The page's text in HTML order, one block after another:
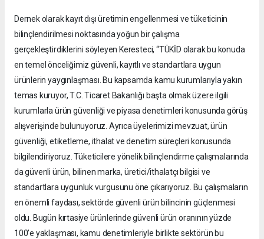
Dernek olarak kayıt dışı üretimin engellenmesi ve tüketicinin
bilinçlendirilmesi noktasında yoğun bir çalışma
gerçekleştirdiklerini söyleyen Keresteci, “TÜKİD olarak bu konuda
en temel önceliğimiz güvenli, kayıtlı ve standartlara uygun
ürünlerin yaygınlaşması. Bu kapsamda kamu kurumlarıyla yakın
temas kuruyor, T.C. Ticaret Bakanlığı başta olmak üzere ilgili
kurumlarla ürün güvenliği ve piyasa denetimleri konusunda görüş
alışverişinde bulunuyoruz. Ayrıca üyelerimizi mevzuat, ürün
güvenliği, etiketleme, ithalat ve denetim süreçleri konusunda
bilgilendiriyoruz. Tüketicilere yönelik bilinçlendirme çalışmalarında
da güvenli ürün, bilinen marka, üretici/ithalatçı bilgisi ve
standartlara uygunluk vurgusunu öne çıkarıyoruz. Bu çalışmaların
en önemli faydası, sektörde güvenli ürün bilincinin güçlenmesi
oldu. Bugün kırtasiye ürünlerinde güvenli ürün oranının yüzde
100’e yaklaşması, kamu denetimleriyle birlikte sektörün bu